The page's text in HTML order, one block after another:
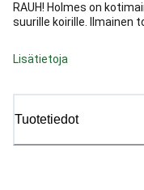
RAUH! Holmes on
suurille koirille. Ilmainen
Lisätietoja
Tuotetiedot